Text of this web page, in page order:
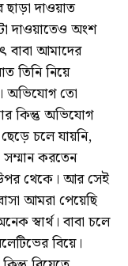
দাওয়াত
দাওয়াতেও অংশ
বাবা আমাদের
তিনি নিয়ে
অভিযোগ তো
কিন্তু অভিযোগ
চলে যায়নি,
করতেন
থেকে। আর সেই
আমরা পেয়েছি
স্বার্থ। বাবা চলে
বিয়ে।